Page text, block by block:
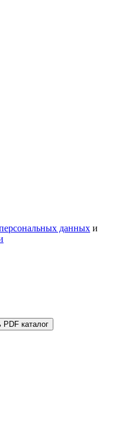
3 до 7 лет
возможностями
до 12 лет
данных и
PDF каталог